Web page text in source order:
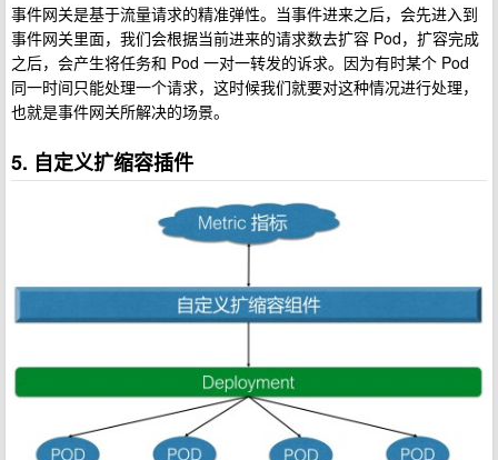
事件网关是基于流量请求的精准弹性。当事件进来之后，会先进入到
事件网关里面，我们会根据当前进来的请求数去扩容 Pod，扩容完成
之后，会产生将任务和 Pod 一对一转发的诉求。因为有时某个 Pod
同一时间只能处理一个请求，这时候我们就要对这种情况进行处理，
也就是事件网关所解决的场景。
5. 自定义扩缩容插件